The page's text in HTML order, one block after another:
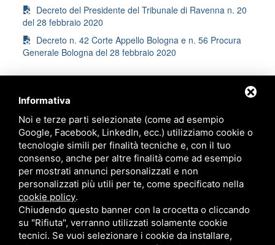
Decreto del Presidente del Tribunale di Ravenna n. 20
del 28 febbraio 2020
Decreto n. 42 Corte Appello Bologna e n. 56 Procura
Generale Bologna del 28 febbraio 2020
Ordine degli Avvocati di Ravenna
Palazzo di Giustizia
Viale Giovanni Falcone, 67
Ravenna - 48124
Contatti
Informativa
Noi e terze parti selezionate (come ad esempio
Google, Facebook, LinkedIn, ecc.) utilizziamo cookie o
tecnologie simili per finalità tecniche e, con il tuo
consenso, anche per altre finalità come ad esempio
per mostrati annunci personalizzati e non
personalizzati più utili per te, come specificato nella
cookie policy.
Chiudendo questo banner con la crocetta o cliccando
su "Rifiuta", verranno utilizzati solamente cookie
tecnici. Se vuoi selezionare i cookie da installare,